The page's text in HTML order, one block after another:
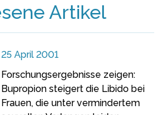
Artikel
25 April 2001
Forschungsergebnisse zeigen:
Bupropion steigert die Libido bei
Frauen, die unter vermindertem